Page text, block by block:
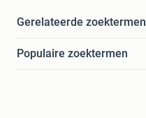
Gerelateerde zoektermen
Populaire zoektermen